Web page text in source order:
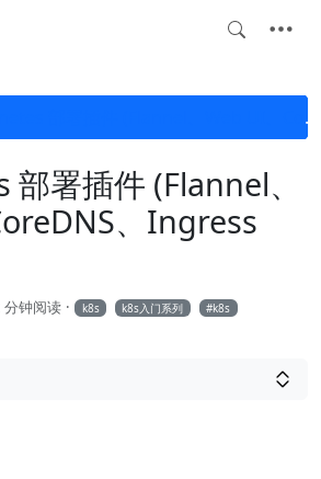
署插件 (Flannel、
、Ingress
分钟阅读 k8s k8s入门系列 k8s